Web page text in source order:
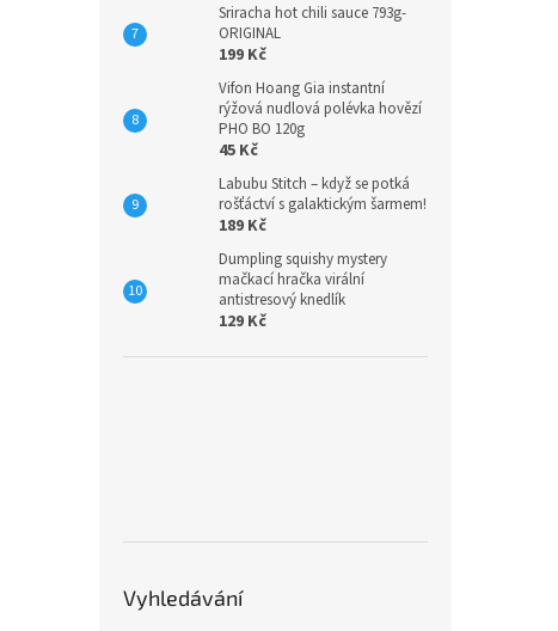
Sriracha hot chili sauce 793g-
ORIGINAL
199 Kč
Vifon Hoang Gia instantní
rýžová nudlová polévka hovězí
PHO BO 120g
45 Kč
Labubu Stitch – když se potká
rošťáctví s galaktickým šarmem!
189 Kč
Dumpling squishy mystery
mačkací hračka virální
antistresový knedlík
129 Kč
Vyhledávání